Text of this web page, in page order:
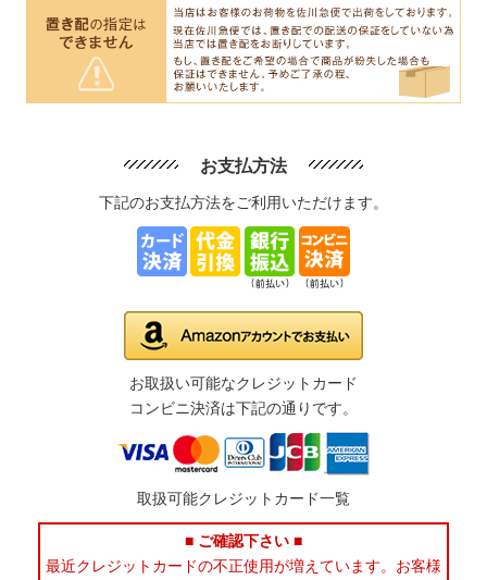
お支払方法
下記のお支払方法をご利用いただけます。
お取扱い可能なクレジットカード
コンビニ決済は下記の通りです。
取扱可能クレジットカード一覧
■ ご確認下さい ■
最近クレジットカードの不正使用が増えています。お客様